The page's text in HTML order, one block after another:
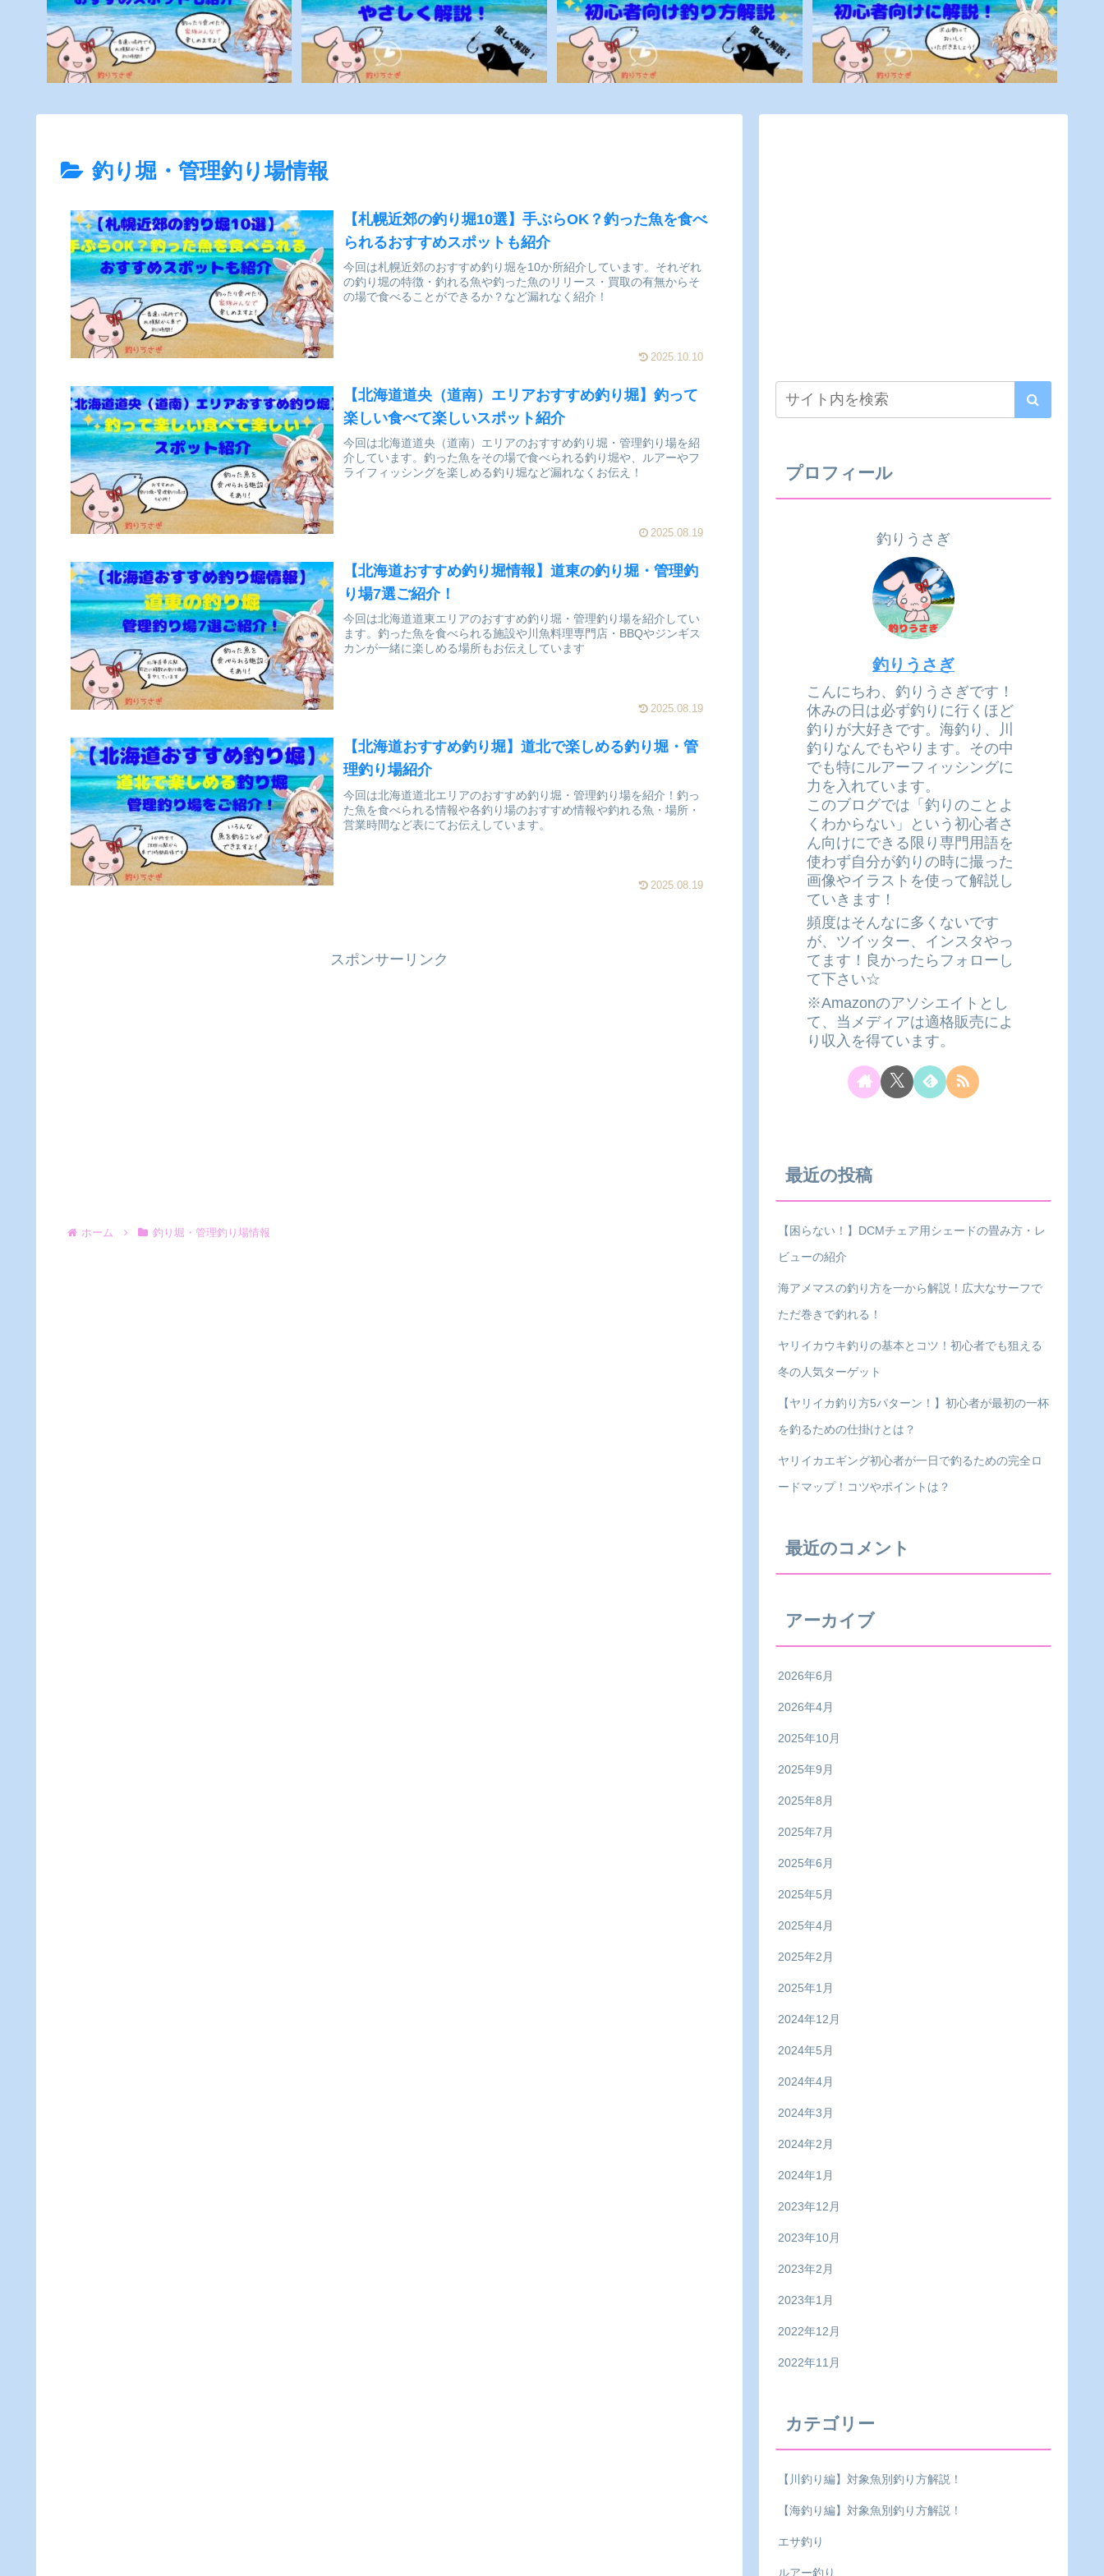
釣り堀・管理釣り場情報
【札幌近郊の釣り堀10選】手ぶらOK？釣った魚を食べ
られるおすすめスポットも紹介
今回は札幌近郊のおすすめ釣り堀を10か所紹介しています。それぞれ
の釣り堀の特徴・釣れる魚や釣った魚のリリース・買取の有無からそ
の場で食べることができるか？など漏れなく紹介！
2025.10.10
【北海道道央（道南）エリアおすすめ釣り堀】釣って
楽しい食べて楽しいスポット紹介
今回は北海道道央（道南）エリアのおすすめ釣り堀・管理釣り場を紹
介しています。釣った魚をその場で食べられる釣り堀や、ルアーやフ
ライフィッシングを楽しめる釣り堀など漏れなくお伝え！
2025.08.19
【北海道おすすめ釣り堀情報】道東の釣り堀・管理釣
り場7選ご紹介！
今回は北海道道東エリアのおすすめ釣り堀・管理釣り場を紹介してい
ます。釣った魚を食べられる施設や川魚料理専門店・BBQやジンギス
カンが一緒に楽しめる場所もお伝えしています
2025.08.19
【北海道おすすめ釣り堀】道北で楽しめる釣り堀・管
理釣り場紹介
今回は北海道道北エリアのおすすめ釣り堀・管理釣り場を紹介！釣っ
た魚を食べられる情報や各釣り場のおすすめ情報や釣れる魚・場所・
営業時間など表にてお伝えしています。
2025.08.19
スポンサーリンク
ホーム 釣り堀・管理釣り場情報
プロフィール
釣りうさぎ
釣りうさぎ
こんにちわ、釣りうさぎです！
休みの日は必ず釣りに行くほど
釣りが大好きです。海釣り、川
釣りなんでもやります。その中
でも特にルアーフィッシングに
力を入れています。
このブログでは「釣りのことよ
くわからない」という初心者さ
ん向けにできる限り専門用語を
使わず自分が釣りの時に撮った
画像やイラストを使って解説し
ていきます！
頻度はそんなに多くないです
が、ツイッター、インスタやっ
てます！良かったらフォローし
て下さい☆
※Amazonのアソシエイトとし
て、当メディアは適格販売によ
り収入を得ています。
最近の投稿
【困らない！】DCMチェア用シェードの畳み方・レ
ビューの紹介
海アメマスの釣り方を一から解説！広大なサーフで
ただ巻きで釣れる！
ヤリイカウキ釣りの基本とコツ！初心者でも狙える
冬の人気ターゲット
【ヤリイカ釣り方5パターン！】初心者が最初の一杯
を釣るための仕掛けとは？
ヤリイカエギング初心者が一日で釣るための完全ロ
ードマップ！コツやポイントは？
最近のコメント
アーカイブ
2026年6月
2026年4月
2025年10月
2025年9月
2025年8月
2025年7月
2025年6月
2025年5月
2025年4月
2025年2月
2025年1月
2024年12月
2024年5月
2024年4月
2024年3月
2024年2月
2024年1月
2023年12月
2023年10月
2023年2月
2023年1月
2022年12月
2022年11月
カテゴリー
【川釣り編】対象魚別釣り方解説！
【海釣り編】対象魚別釣り方解説！
エサ釣り
ルアー釣り